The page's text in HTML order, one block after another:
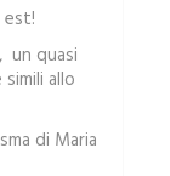
un quasi
allo
di Maria